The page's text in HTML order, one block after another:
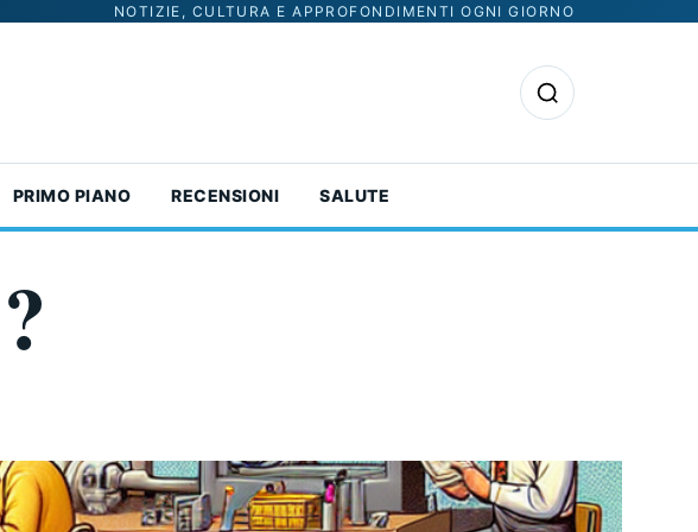
NOTIZIE, CULTURA E APPROFONDIMENTI OGNI GIORNO
Apri la ricerca
PRIMO PIANO RECENSIONI SALUTE